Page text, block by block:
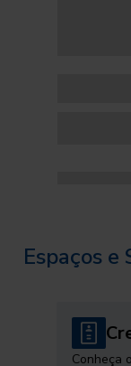
Espaços e
Conheça